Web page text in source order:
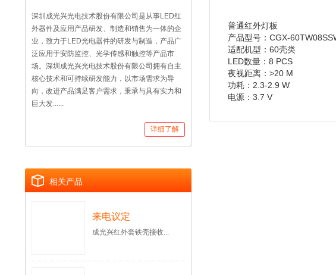
深圳成光兴光电技术股份有限公司是从事LED红
外器件及应用产品研发、制造和销售为一体的企
业，致力于LED光电器件的研发与制造，产品广
泛应用于安防监控、光学传感和触控等产品市
场。深圳成光兴光电技术股份有限公司拥有自主
核心技术和可持续研发能力，以市场需求为导
向，改进产品满足客户需求，秉承与具有实力和
巨大发......
详细了解
相关产品
来电议定
成光兴红外套铁壳接收...
普通红外灯板
产品型号：CGX-
适配机型：60壳类
LED数量：8 PCS
夜视距离：>20 M
功耗：2.3-2.9 W
电源：3.7 V